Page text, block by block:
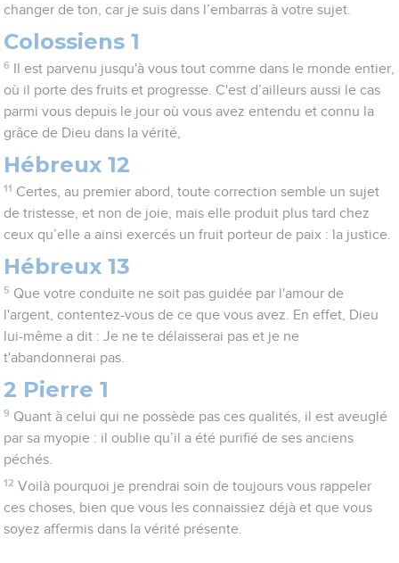
changer de ton, car je suis dans l’embarras à votre sujet.
Colossiens 1
6
Il est parvenu jusqu'à vous tout comme dans le monde entier,
où il porte des fruits et progresse. C'est d’ailleurs aussi le cas
parmi vous depuis le jour où vous avez entendu et connu la
grâce de Dieu dans la vérité,
Hébreux 12
11 Certes, au premier abord, toute correction semble un sujet
de tristesse, et non de joie, mais elle produit plus tard chez
ceux qu’elle a ainsi exercés un fruit porteur de paix : la justice.
Hébreux 13
5 Que votre conduite ne soit pas guidée par l'amour de
l'argent, contentez-vous de ce que vous avez. En effet, Dieu
lui-même a dit : Je ne te délaisserai pas et je ne
t'abandonnerai pas.
2 Pierre 1
9 Quant à celui qui ne possède pas ces qualités, il est aveuglé
par sa myopie : il oublie qu’il a été purifié de ses anciens
péchés.
12 Voilà pourquoi je prendrai soin de toujours vous rappeler
ces choses, bien que vous les connaissiez déjà et que vous
soyez affermis dans la vérité présente.